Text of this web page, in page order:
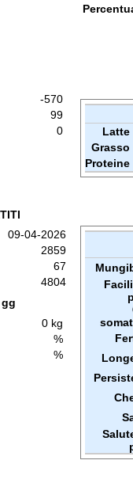
-570
99
0
Latte
Grasso
Proteine
09-04-2026
2859
67
4804
0 kg
%
%